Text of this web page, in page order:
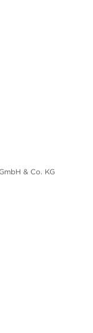
& Co. KG